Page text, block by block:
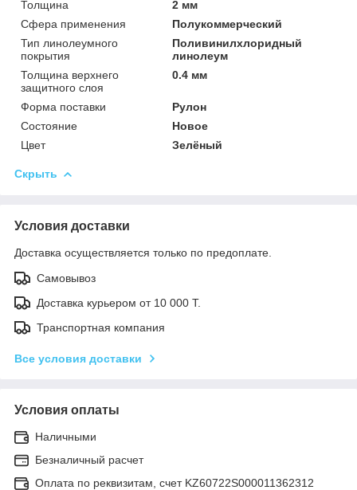
Толщина
2 мм
Сфера применения
Полукоммерческий
Тип линолеумного
покрытия
Поливинилхлоридный
линолеум
Толщина верхнего
защитного слоя
0.4 мм
Форма поставки
Рулон
Состояние
Новое
Цвет
Зелёный
Скрыть
Условия доставки
Доставка осуществляется только по предоплате.
Самовывоз
Доставка курьером от 10 000 Т.
Транспортная компания
Все условия доставки
Условия оплаты
Наличными
Безналичный расчет
Оплата по реквизитам, счет KZ60722S000011362312